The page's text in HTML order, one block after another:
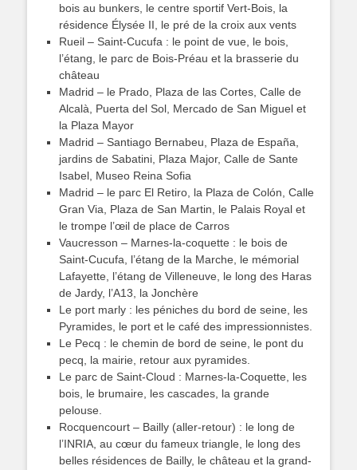
bois au bunkers, le centre sportif Vert-Bois, la
résidence Élysée II, le pré de la croix aux vents
Rueil – Saint-Cucufa : le point de vue, le bois,
l’étang, le parc de Bois-Préau et la brasserie du
château
Madrid – le Prado, Plaza de las Cortes, Calle de
Alcalà, Puerta del Sol, Mercado de San Miguel et
la Plaza Mayor
Madrid – Santiago Bernabeu, Plaza de España,
jardins de Sabatini, Plaza Major, Calle de Sante
Isabel, Museo Reina Sofia
Madrid – le parc El Retiro, la Plaza de Colón, Calle
Gran Via, Plaza de San Martin, le Palais Royal et
le trompe l’œil de place de Carros
Vaucresson – Marnes-la-coquette : le bois de
Saint-Cucufa, l’étang de la Marche, le mémorial
Lafayette, l’étang de Villeneuve, le long des Haras
de Jardy, l’A13, la Jonchère
Le port marly : les péniches du bord de seine, les
Pyramides, le port et le café des impressionnistes.
Le Pecq : le chemin de bord de seine, le pont du
pecq, la mairie, retour aux pyramides.
Le parc de Saint-Cloud : Marnes-la-Coquette, les
bois, le brumaire, les cascades, la grande
pelouse.
Rocquencourt – Bailly (aller-retour) : le long de
l’INRIA, au cœur du fameux triangle, le long des
belles résidences de Bailly, le château et la grand-